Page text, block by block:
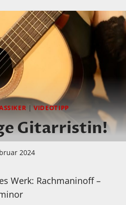
|VIDEOTIPP
Gitarristin!
2024
Werk: Rachmaninoff –